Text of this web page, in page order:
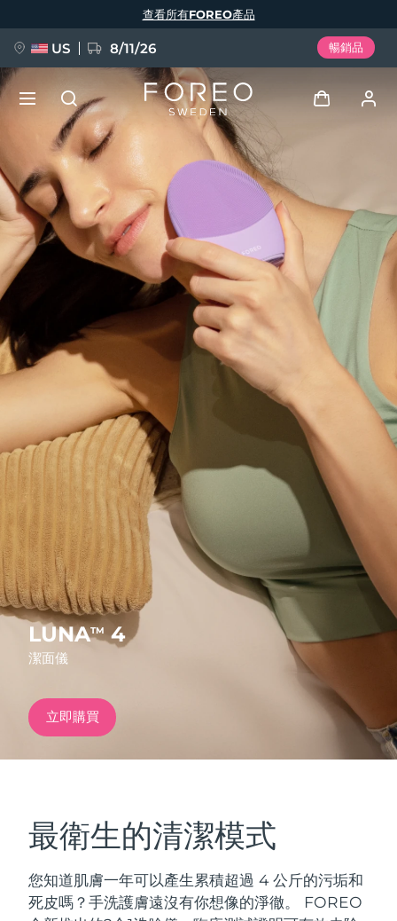
LUNATM4
潔面儀
立即購買
最衛生的清潔模式
您知道肌膚一年可以產生累積超過 4 公斤的污垢和
死皮嗎？手洗護膚遠沒有你想像的淨徹。 FOREO
查看所有FOREO產品
US 8/11/26 暢銷品
用戶信息
我的設備
我的訂單
我的地址
我的訂閱
新品
FAQ™ Pure Beauty-Tech Elixir
BREAKING NEWS
issa™ Teeth Whitening Set
FAQ™ Dual LED Panel
熱門產品
特別優惠
紅光療法
面部清潔 緊致提拉
語言
English Deutsch
Español
Français
Italiano
Português
Svenska
Русский
Türkçe
简体中文 繁體中文
發貨國家
美國 預計送達日期 8/11/26
英國 預計送達日期 8/10/26
西班牙 8/10/26
澳洲 預計送達日期 8/13/26
法國 預計送達日期
德國 預計送達日期
加拿大 預計送達日期 8/14/26
奧地利 預計送達日期
比利時 預計送達日期8/10/26